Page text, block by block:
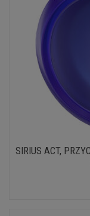
SIRIUS ACT,